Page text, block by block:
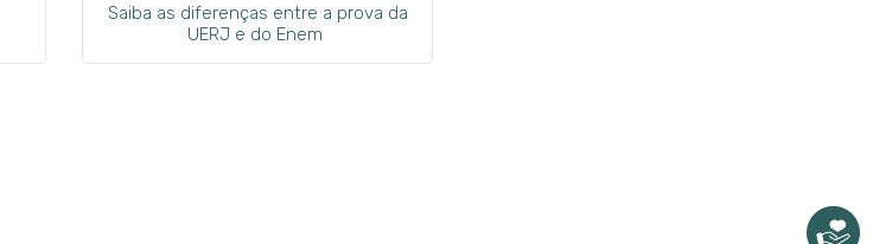
Saiba as diferenças entre a prova da
UERJ e do Enem